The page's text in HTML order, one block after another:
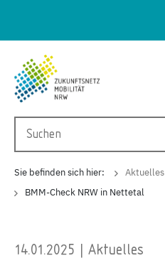
Sie befinden sich hier: Aktuelles
BMM-Check NRW in Nettetal
14.01.2025 | Aktuelles